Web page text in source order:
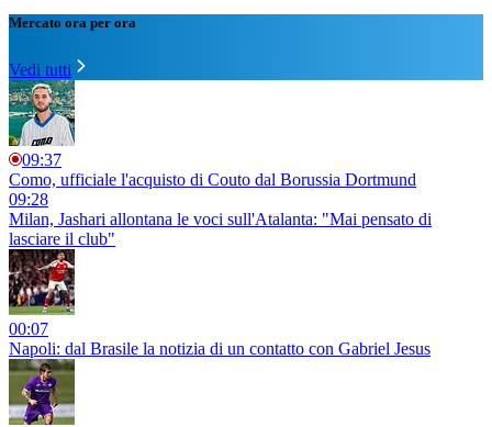
Mercato ora per ora
Vedi tutti
09:37
Como, ufficiale l'acquisto di Couto dal Borussia Dortmund
09:28
Milan, Jashari allontana le voci sull'Atalanta: "Mai pensato di
lasciare il club"
00:07
Napoli: dal Brasile la notizia di un contatto con Gabriel Jesus